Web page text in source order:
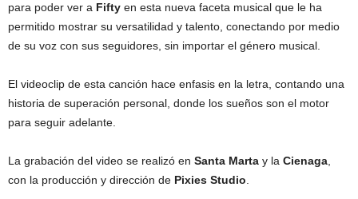
para poder ver a Fifty en esta nueva faceta musical que le ha
permitido mostrar su versatilidad y talento, conectando por medio
de su voz con sus seguidores, sin importar el género musical.
El videoclip de esta canción hace enfasis en la letra, contando una
historia de superación personal, donde los sueños son el motor
para seguir adelante.
La grabación del video se realizó en Santa Marta y la Cienaga
con la producción y dirección de Pixies Studio